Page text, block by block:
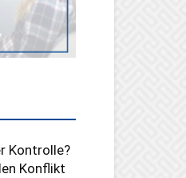
Kontrolle?
Konflikt